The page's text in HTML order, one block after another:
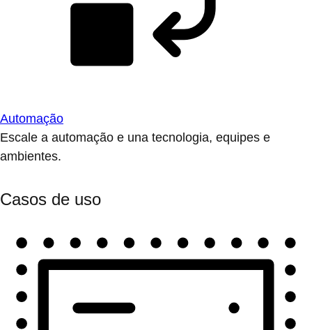
Automação
Escale a automação e una tecnologia, equipes e
ambientes.
Casos de uso